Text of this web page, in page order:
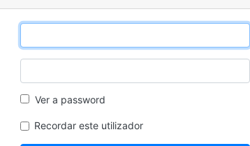
Ver a password
Recordar este utilizador